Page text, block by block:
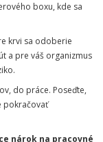
boxu, kde sa
krvi sa odoberie
a pre váš organizmus
do práce. Poseďte,
pokračovať
nárok na pracovné